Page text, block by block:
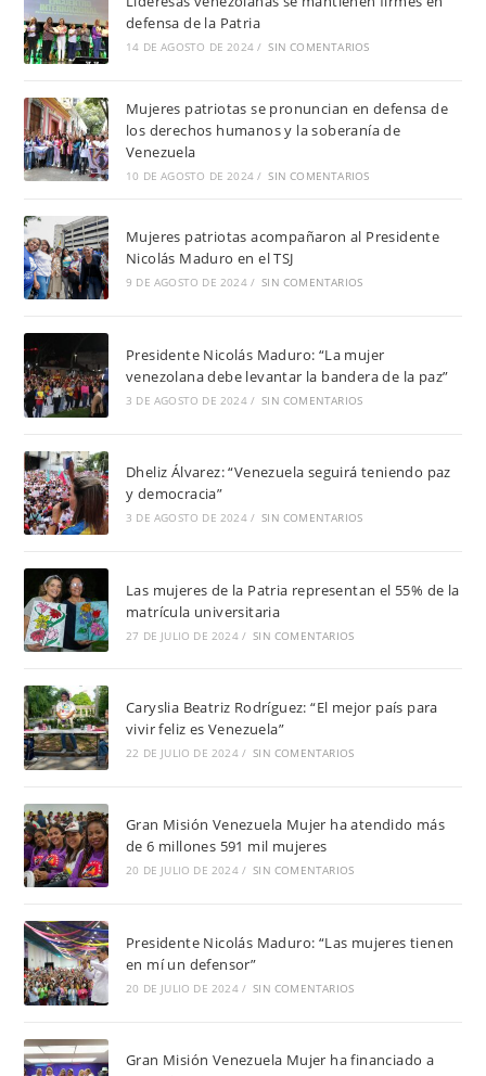
defensa de la Patria
14 DE AGOSTO DE 2024 / SIN COMENTARIOS
Mujeres patriotas se pronuncian en defensa de
los derechos humanos y la soberanía de
Venezuela
10 DE AGOSTO DE 2024 / SIN COMENTARIOS
Mujeres patriotas acompañaron al Presidente
Nicolás Maduro en el TSJ
9 DE AGOSTO DE 2024 / SIN COMENTARIOS
Presidente Nicolás Maduro: “La mujer
venezolana debe levantar la bandera de la paz”
3 DE AGOSTO DE 2024 / SIN COMENTARIOS
Dheliz Álvarez: “Venezuela seguirá teniendo paz
y democracia”
3 DE AGOSTO DE 2024 / SIN COMENTARIOS
Las mujeres de la Patria representan el 55% de la
matrícula universitaria
27 DE JULIO DE 2024 / SIN COMENTARIOS
Caryslia Beatriz Rodríguez: “El mejor país para
vivir feliz es Venezuela”
22 DE JULIO DE 2024 / SIN COMENTARIOS
Gran Misión Venezuela Mujer ha atendido más
de 6 millones 591 mil mujeres
20 DE JULIO DE 2024 / SIN COMENTARIOS
Presidente Nicolás Maduro: “Las mujeres tienen
en mí un defensor”
20 DE JULIO DE 2024 / SIN COMENTARIOS
Gran Misión Venezuela Mujer ha financiado a